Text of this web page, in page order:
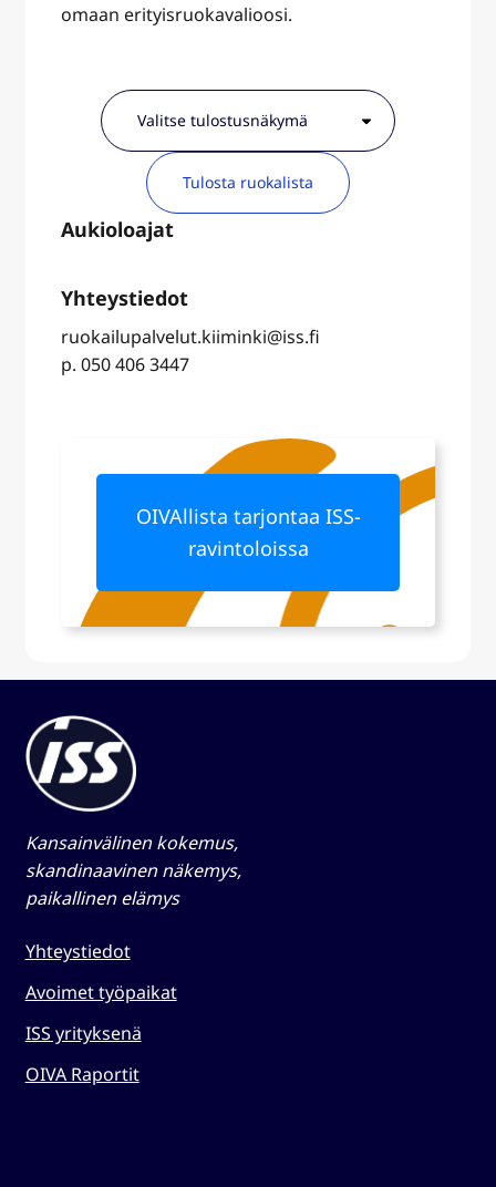
omaan erityisruokavalioosi.
Tulosta ruokalista
ruokailupalvelut.kiiminki@iss.fi
p. 050 406 3447
OIVAllista tarjontaa ISS-
ravintoloissa
Kansainvälinen kokemus,
skandinaavinen näkemys,
paikallinen elämys​
Yhteystiedot
Avoimet työpaikat
ISS yrityksenä
OIVA Raportit